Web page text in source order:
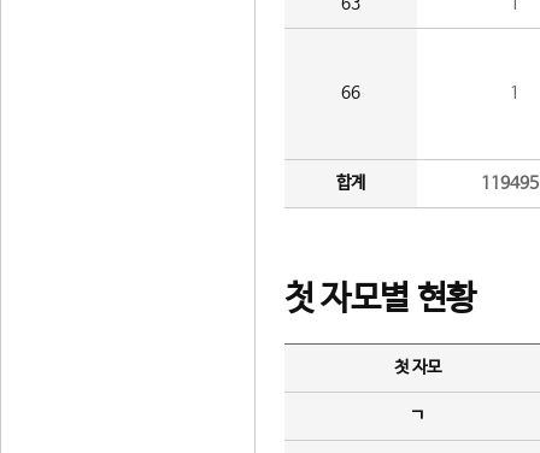
66 1
합계
첫 자모별 현황
첫 자모
ㄱ